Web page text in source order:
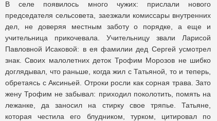
В селе появилось много чужих: прислали нового
председателя сельсовета, заезжали комиссары внутренних
дел, не доверяя местным заботу о порядке, а еще и
учительница прикочевала. Учительницу звали Ларисой
Павловной Исаковой: в ея фамилии дед Сергей усмотрел
знак. Своих малолетних деток Трофим Морозов не шибко
доглядывал, что раньше, когда жил с Татьяной, то и теперь,
обретаясь с Аксиньей. Отроки росли как сорная трава. Зато
жену Трофим не забывал: приходил поколотить, помять на
лежанке, да заносил на стирку свое тряпье. Татьяне,
которая честила его блудником, турком, цитировал по